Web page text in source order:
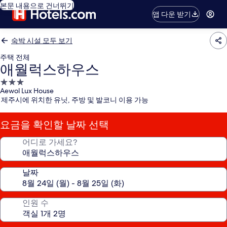
본문 내용으로 건너뛰기
앱 다운 받기
숙박 시설 모두 보기
주택 전체
애월럭스하우스
3.0
성
급
숙
박
시
Aewol Lux House
제주시에 위치한 유닛, 주방 및 발코니 이용 가능
요금을 확인할 날짜 선택
어디로 가세요?
날짜
인원 수